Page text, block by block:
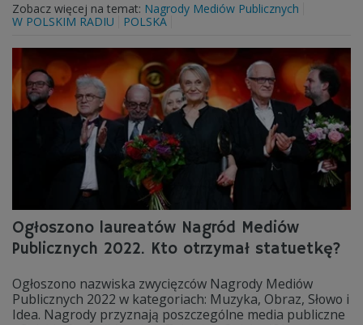
Zobacz więcej na temat: Nagrody Mediów Publicznych
W POLSKIM RADIU
POLSKA
Ogłoszono laureatów Nagród Mediów
Publicznych 2022. Kto otrzymał statuetkę?
Ogłoszono nazwiska zwycięzców Nagrody Mediów
Publicznych 2022 w kategoriach: Muzyka, Obraz, Słowo i
Idea. Nagrody przyznają poszczególne media publiczne